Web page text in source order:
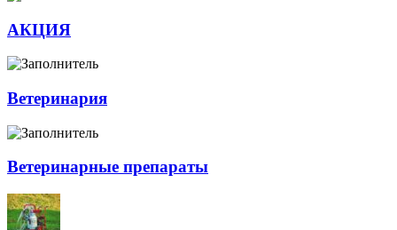
АКЦИЯ
Ветеринария
Ветеринарные препараты